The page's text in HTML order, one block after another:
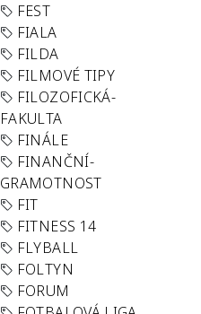
FEST
FIALA
FILDA
FILMOVÉ TIPY
FILOZOFICKÁ-
FAKULTA
FINÁLE
FINANČNÍ-
GRAMOTNOST
FIT
FITNESS 14
FLYBALL
FOLTYN
FORUM